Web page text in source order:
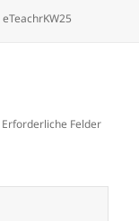
Schlagwörter
eTeachrKW25
Erforderliche Felder